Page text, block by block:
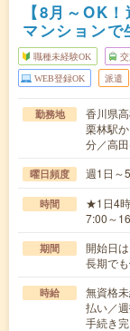
【8月～OK
マンション
職種未経験OK
WEB登録OK 派遣
勤務地
香川県
栗林駅
分／高
曜日頻度 週1日～
時間
★1日4
7:00～
期間
開始日
長期で
時給
無資格
払い／
手続き